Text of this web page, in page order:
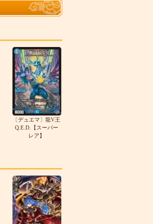
〔デュエマ〕龍V王
Q.E.D.【スーパー
レア】